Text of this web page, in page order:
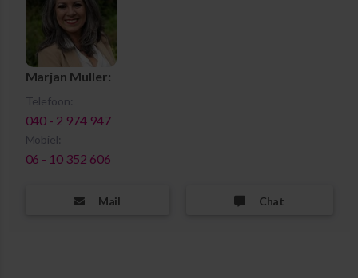
Marjan Muller:
Telefoon:
040 - 2 974 947
Mobiel:
06 - 10 352 606
Mail Chat